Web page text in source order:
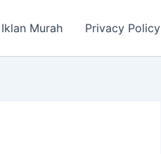
Murah Privacy Policy